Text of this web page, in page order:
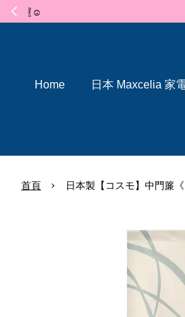
Home 日本 Maxcelia 家
首頁 › 日本製【コスモ】中門簾